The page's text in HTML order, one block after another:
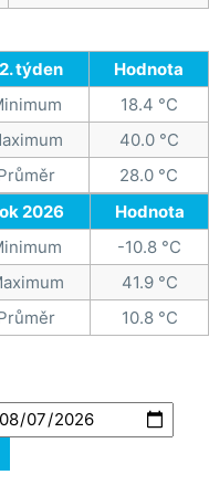
týden
Hodnota
18.4 °C
40.0 °C
28.0 °C
2026
Hodnota
-10.8 °C
41.9 °C
10.8 °C